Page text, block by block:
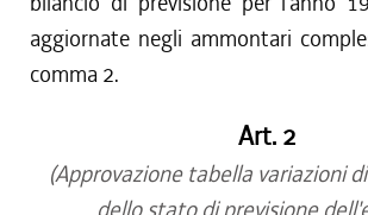
aggiornate negli ammontari
comma 2.
Art. 2
(Approvazione tabella variazioni